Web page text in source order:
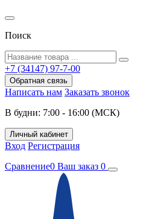
Поиск
+7 (34147) 97-7-00
Обратная связь
Написать нам Заказать звонок
В будни: 7:00 - 16:00 (МСК)
Личный кабинет
Вход Регистрация
Сравнение0 Ваш заказ 0